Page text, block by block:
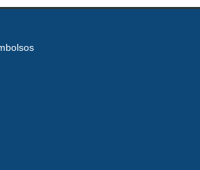
con tarjeta de crédito, puedes estar
por elegir nbacamisetas.net usted. Miles de
una calidad 100% excelente.